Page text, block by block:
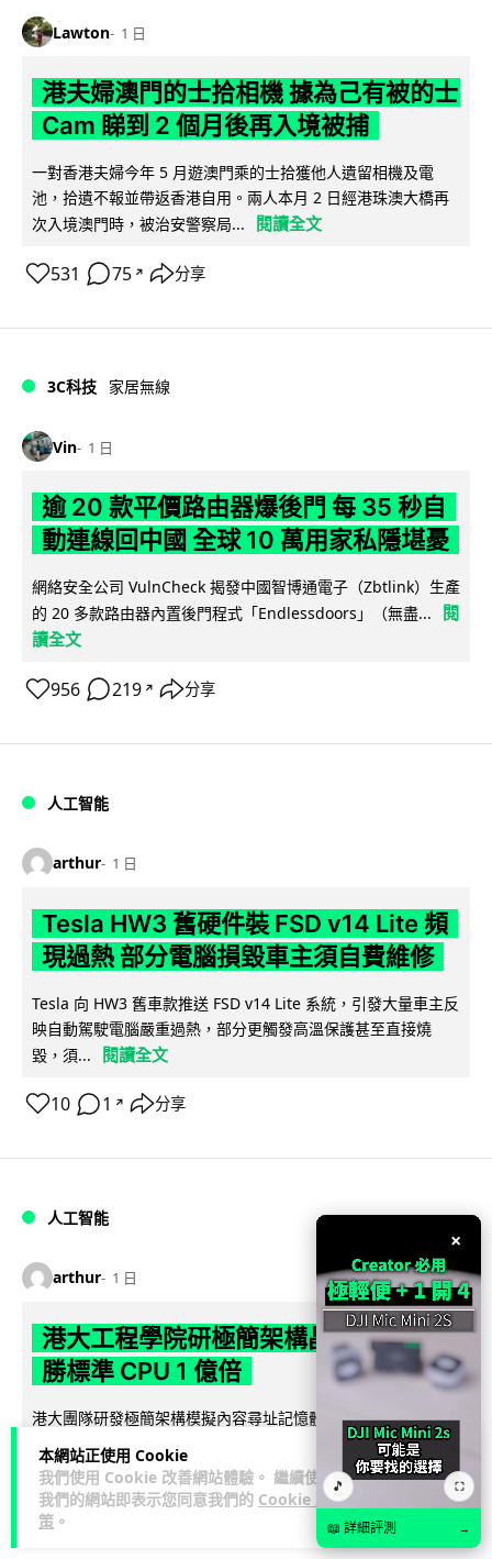
本網站正使用 Cookie
我們使用 Cookie 改善網站體驗。 繼續使用
我們的網站即表示您同意我們的 Cookie 政
策 。
Lawton 1 日
港夫婦澳門的士拾相機 據為己有被的士
Cam 睇到 2 個月後再入境被捕
一對香港夫婦今年 5 月遊澳門乘的士拾獲他人遺留相機及電
池，拾遺不報並帶返香港自用。兩人本月 2 日經港珠澳大橋再
次入境澳門時，被治安警察局...
閱讀全文
531 75 ↗ 分享
3C科技 家居無線
Vin 1 日
逾 20 款平價路由器爆後門 每 35 秒自
動連線回中國 全球 10 萬用家私隱堪憂
網絡安全公司 VulnCheck 揭發中國智博通電子（Zbtlink）生產
的 20 多款路由器內置後門程式「Endlessdoors」（無盡...
閱
讀全文
956 219 ↗ 分享
人工智能
arthur 1 日
Tesla HW3 舊硬件裝 FSD v14 Lite 頻
現過熱 部分電腦損毀車主須自費維修
Tesla 向 HW3 舊車款推送 FSD v14 Lite 系統，引發大量車主反
映自動駕駛電腦嚴重過熱，部分更觸發高溫保護甚至直接燒
毀，須...
閱讀全文
10 1 ↗ 分享
人工智能
arthur 1 日
港大工程學院研極簡架構晶片 搜尋速度
勝標準 CPU 1 億倍
港大團隊研發極簡架構模擬內容尋址記憶體（CAM）晶片，用
二硫化鉬及半金屬銻克服傳輸瓶頸，漢明距離計算速度比標準
CPU快1億倍，每次搜尋耗能低...
閱讀全文
43
×
🎵 ⛶
📖 詳細評測 →